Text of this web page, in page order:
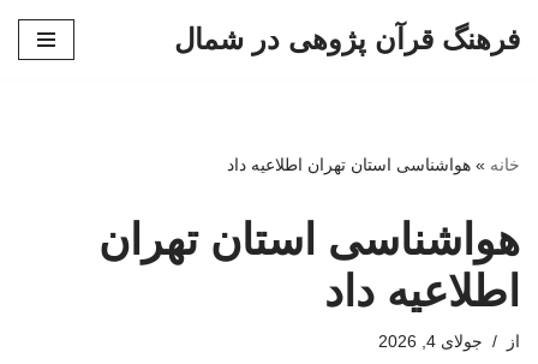
فرهنگ قرآن پژوهی در شمال
خانه » هواشناسی استان تهران اطلاعیه داد
هواشناسی استان تهران
اطلاعیه داد
از جولای 4, 2026